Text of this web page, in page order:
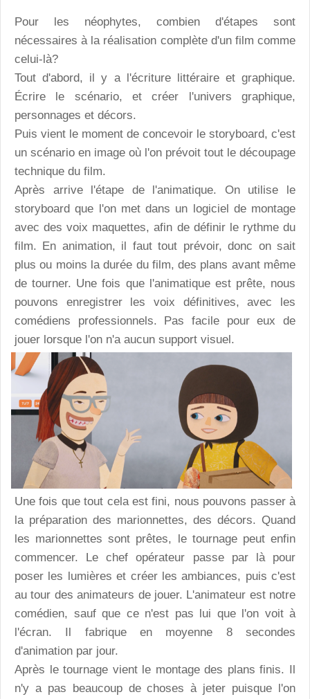
Pour les néophytes, combien d'étapes sont
nécessaires à la réalisation complète d'un film comme
celui-là?
Tout d'abord, il y a l'écriture littéraire et graphique.
Écrire le scénario, et créer l'univers graphique,
personnages et décors.
Puis vient le moment de concevoir le storyboard, c'est
un scénario en image où l'on prévoit tout le découpage
technique du film.
Après arrive l'étape de l'animatique. On utilise le
storyboard que l'on met dans un logiciel de montage
avec des voix maquettes, afin de définir le rythme du
film. En animation, il faut tout prévoir, donc on sait
plus ou moins la durée du film, des plans avant même
de tourner. Une fois que l'animatique est prête, nous
pouvons enregistrer les voix définitives, avec les
comédiens professionnels. Pas facile pour eux de
jouer lorsque l'on n'a aucun support visuel.
Une fois que tout cela est fini, nous pouvons passer à
la préparation des marionnettes, des décors. Quand
les marionnettes sont prêtes, le tournage peut enfin
commencer. Le chef opérateur passe par là pour
poser les lumières et créer les ambiances, puis c'est
au tour des animateurs de jouer. L'animateur est notre
comédien, sauf que ce n'est pas lui que l'on voit à
l'écran. Il fabrique en moyenne 8 secondes
d'animation par jour.
Après le tournage vient le montage des plans finis. Il
n'y a pas beaucoup de choses à jeter puisque l'on